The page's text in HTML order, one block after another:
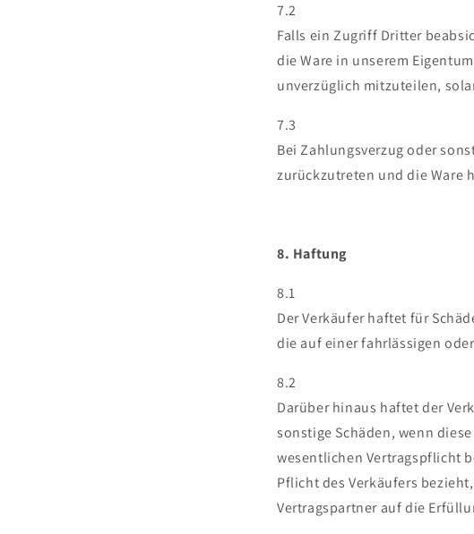
7.2
Falls ein Zugriff Dritter
die Ware in unserem
unverzüglich mitzuteilen,
7.3
Bei Zahlungsverzug oder
zurückzutreten und die Ware
8. Haftung
8.1
Der Verkäufer haftet für
die auf einer fahrlässigen
8.2
Darüber hinaus haftet der
sonstige Schäden, wenn
wesentlichen Vertragspflicht
Pflicht des Verkäufers
Vertragspartner auf die